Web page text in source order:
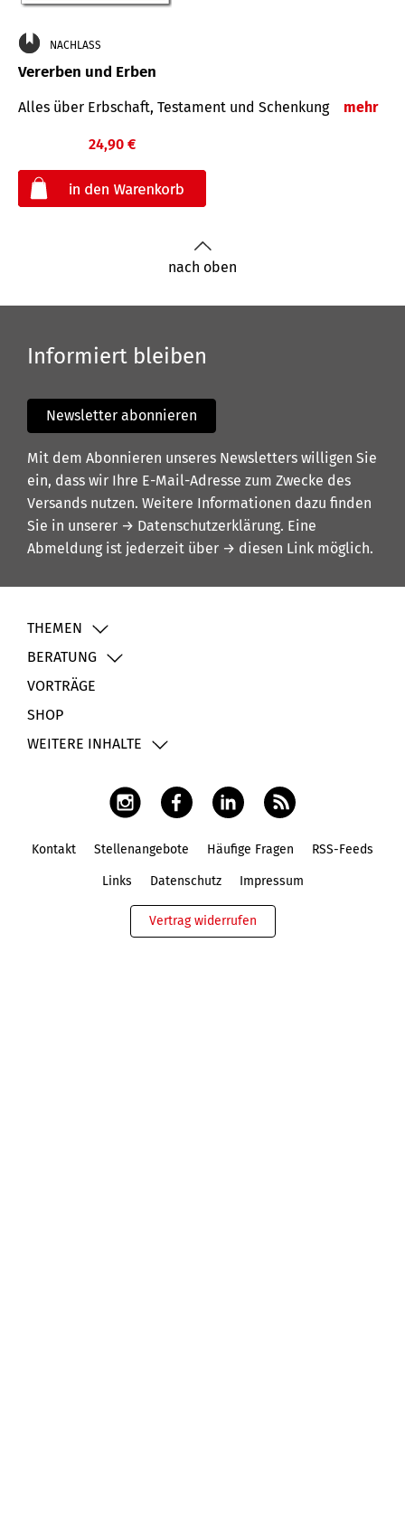
NACHLASS
Vererben und Erben
Alles über Erbschaft, Testament und Schenkung mehr
24,90 €
nach oben
Informiert bleiben
Newsletter abonnieren
Mit dem Abonnieren unseres Newsletters willigen Sie
ein, dass wir Ihre E-Mail-Adresse zum Zwecke des
Versands nutzen. Weitere Informationen dazu finden
Sie in unserer → Datenschutzerklärung. Eine
Abmeldung ist jederzeit über → diesen Link möglich.
THEMEN
BERATUNG
VORTRÄGE
SHOP
WEITERE INHALTE
Kontakt Stellenangebote Häufige Fragen RSS-Feeds
Links Datenschutz Impressum
Vertrag widerrufen